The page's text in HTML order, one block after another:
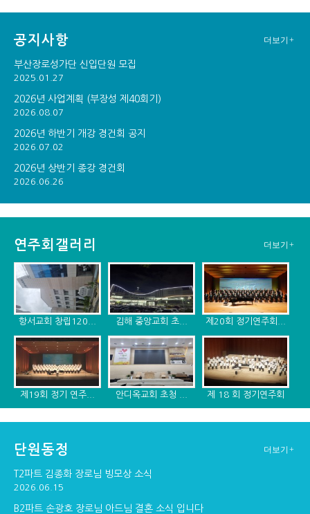
공지사항 더보기+
부산장로성가단 신입단원 모집
2025.01.27
2026년 사업계획 (부장성 제40회기)
2026.08.07
2026년 하반기 개강 경건회 공지
2026.07.02
2026년 상반기 종강 경건회
2026.06.26
연주회갤러리 더보기+
항서교회 창립120... 김해 중앙교회 초... 제20회 정기연주회...
제19회 정기 연주... 안디옥교회 초청 ... 제 18 회 정기연주회
구포교회 연주 창단30주년기념 순...
단원동정 더보기+
T2파트 김종화 장로님 빙모상 소식
2026.06.15
B2파트 손광호 장로님 아드님 결혼 소식 입니다